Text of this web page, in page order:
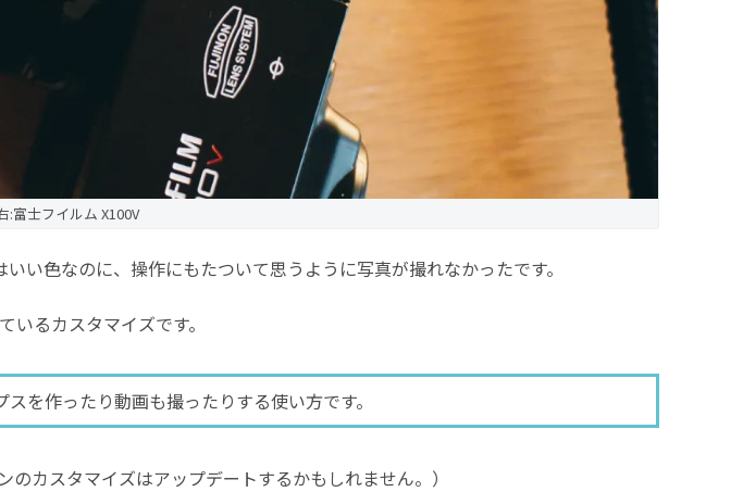
:富士フイルム X100V
い色なのに、操作にもたついて思うように写真が撮れなかったです。
るカスタマイズです。
を作ったり動画も撮ったりする使い方です。
カスタマイズはアップデートするかもしれません。）